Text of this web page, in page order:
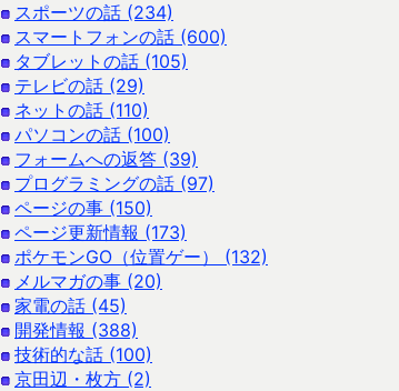
スポーツの話 (234)
スマートフォンの話 (600)
タブレットの話 (105)
テレビの話 (29)
ネットの話 (110)
パソコンの話 (100)
フォームへの返答 (39)
プログラミングの話 (97)
ページの事 (150)
ページ更新情報 (173)
ポケモンGO（位置ゲー） (132)
メルマガの事 (20)
家電の話 (45)
開発情報 (388)
技術的な話 (100)
京田辺・枚方 (2)